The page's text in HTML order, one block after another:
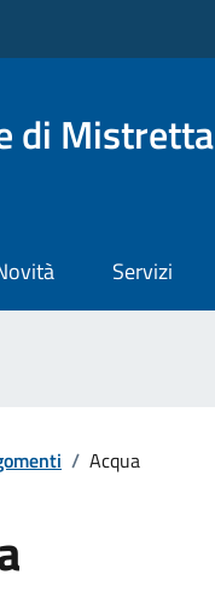
di Mistretta
Servizi
/ Acqua